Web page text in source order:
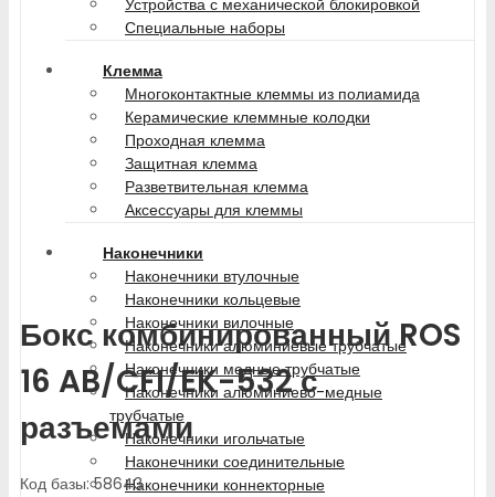
Устройства с механической блокировкой
Специальные наборы
Клемма
Многоконтактные клеммы из полиамида
Керамические клеммные колодки
Проходная клемма
Защитная клемма
Разветвительная клемма
Аксессуары для клеммы
Наконечники
Наконечники втулочные
Наконечники кольцевые
Наконечники вилочные
Наконечники алюминиевые трубчатые
Наконечники медные трубчатые
Наконечники алюминиево-медные
трубчатые
Наконечники игольчатые
Наконечники соединительные
Наконечники коннекторные
Бокс комбинированный ROS
16 AB/CFI/EK-532 с
разъемами
Код базы: 58643